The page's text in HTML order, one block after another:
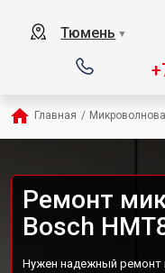
Тюмень ▼
Главная /
Ремонт
Bosch
Нужен надежный ремонт